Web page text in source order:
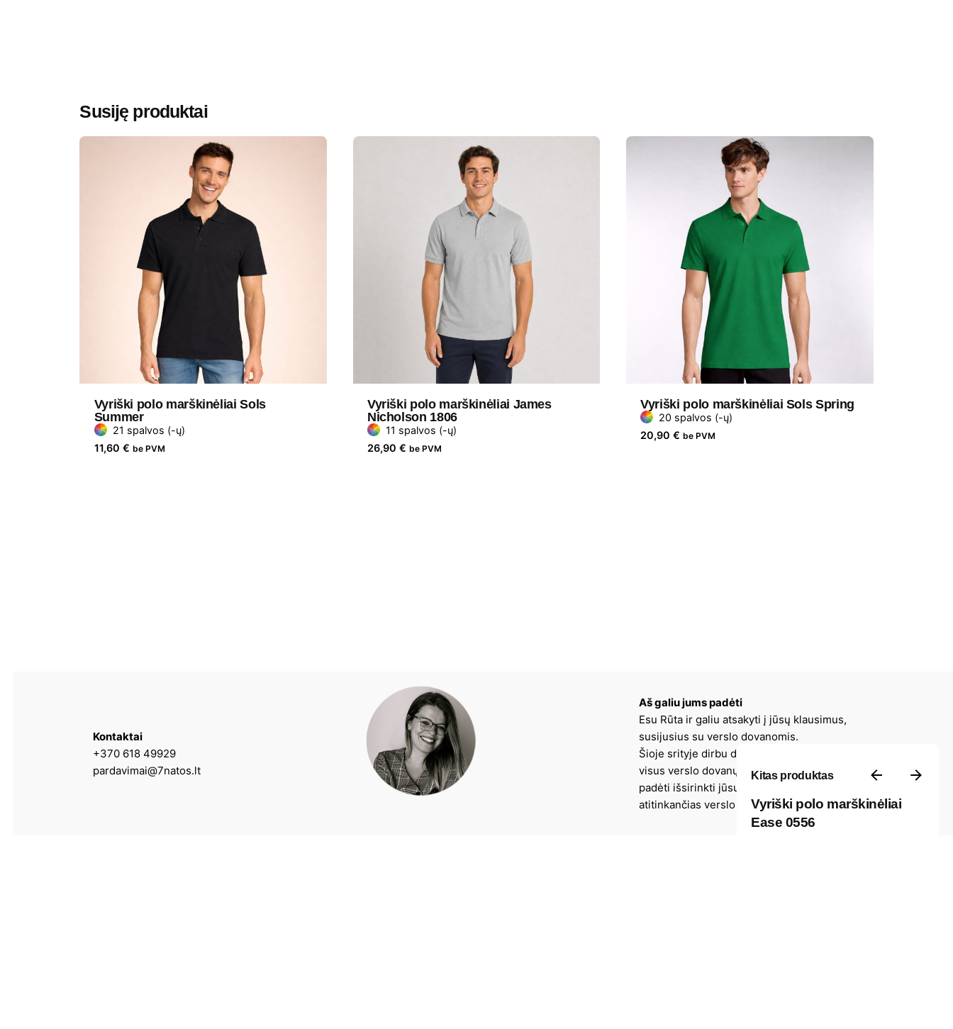
Susiję produktai
Vyriški polo marškinėliai Sols
Summer
21 spalvos (-ų)
11,60 € be PVM
Vyriški polo marškinėliai James
Nicholson 1806
11 spalvos (-ų)
26,90 € be PVM
Vyriški polo marškinėliai Sols Spring
20 spalvos (-ų)
20,90€ be PVM
Kontaktai
+370 618 49929
pardavimai@7natos.lt
Aš galiu jums padėti
Esu Rūta ir galiu atsakyti į jūsų klausimus,
susijusius su verslo dovanomis.
Šioje srityje dirbu daugiau nei 8 metus, tad žinau
visus verslo dovanų niuansus, galiu patarti ir
padėti išsirinkti jūsų įmonės stilių ir viziją
atitinkančias verslo dovanas.
Kitas produktas
Vyriški polo marškinėliai
Ease 0556